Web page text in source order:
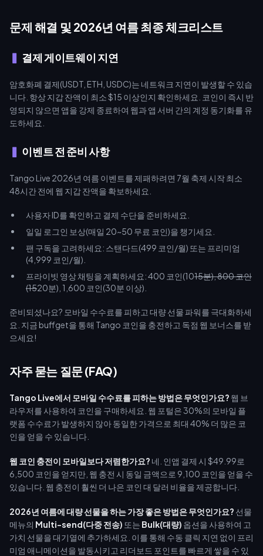
문제 해결 및 2026년 여름 최종 체크리스트
결제 게이트웨이 지연
암호화폐 결제(USDT, ETH, USDC)는 네트워크 지연이 발생할 수 있습
니다. 항상 지갑 잔액이 최소 $15 이상인지 확인하세요. 코인이 즉시 반
영되지 않으면 앱을 강제 종료하여 웹과 앱 서버 간의 계정 동기화를 유
도하세요.
이벤트 전 준비 사항
Tango Live 2026년 여름 이벤트를 제패하려면 7월 축제 시작 최소
48시간 전에 웹 지갑 잔액을 확보하세요.
사용자 ID를 확인하고 결제 수단을 준비하세요.
일일 로그인 보상(매일 20~50 무료 코인)을 챙기세요.
팬 구독을 고려하세요: 스탠다드(499 코인/월) 또는 프리미엄
(4,999 코인/월).
프라이빗 영상 채팅을 계획하세요: 400 코인(1015분), 800 코인
(1520분), 1,600 코인(30분 이상).
준비되셨나요? 모바일 수수료를 피하고 대량 선물 파워를 극대화하세
요. 지금 buffget을 통해 Tango 코인을 충전하고 독점 웹 보너스를 받
으세요!
자주 묻는 질문 (FAQ)
Tango Live에서 모바일 수수료를 피하는 방법은 무엇인가요? 웹 브
라우저를 사용하여 코인을 구매하세요. 웹 포털은 30%의 모바일 플
랫폼 수수료가 발생하지 않아 동일한 가격으로 최대 40% 더 많은 코
인을 얻을 수 있습니다.
웹 코인 충전이 모바일보다 저렴한가요? 네. 인앱 결제 시 $49.99로
6,500 코인을 얻지만, 웹 충전 시 동일 금액으로 9,100 코인을 얻을 수
있습니다. 웹 충전이 훨씬 더 나은 코인 대 달러 비율을 제공합니다.
2026년 여름에 대량 선물을 하는 가장 좋은 방법은 무엇인가요? 선물
메뉴의 Multi-send(다중 전송) 또는 Bulk(대량) 옵션을 사용하여 고
가치 선물을 대기열에 추가하세요. 이를 통해 수동 클릭 지연 없이 프리
미엄 애니메이션을 발동시키고 리더보드 포인트를 빠르게 쌓을 수 있